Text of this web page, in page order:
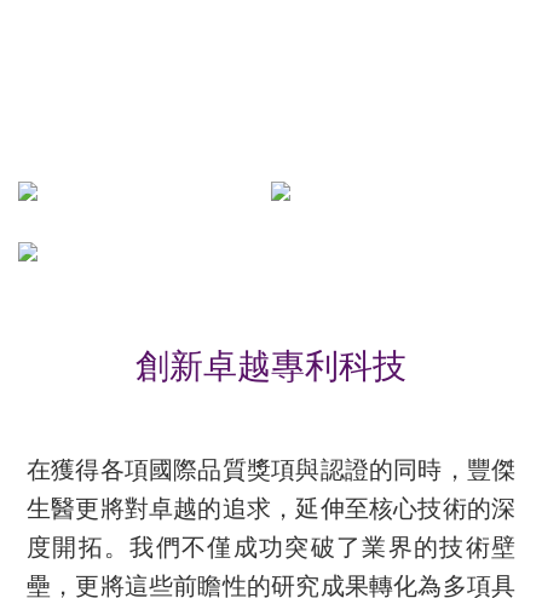
創新卓越專利科技
在獲得各項國際品質獎項與認證的同時，豐傑
生醫更將對卓越的追求，延伸至核心技術的深
度開拓。我們不僅成功突破了業界的技術壁
壘，更將這些前瞻性的研究成果轉化為多項具